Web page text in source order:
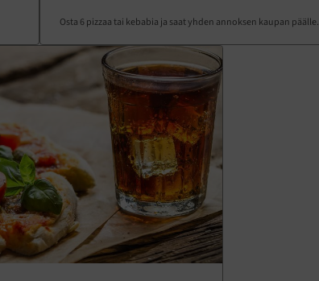
Osta 6 pizzaa tai kebabia ja saat yhden annoksen kaupan päälle.